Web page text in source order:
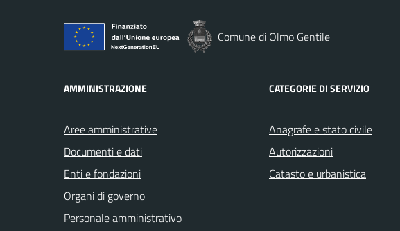
Comune di Olmo Gentile
AMMINISTRAZIONE
Aree amministrative
Documenti e dati
Enti e fondazioni
Organi di governo
Personale amministrativo
CATEGORIE DI SERVIZIO
Anagrafe e stato civile
Autorizzazioni
Catasto e urbanistica